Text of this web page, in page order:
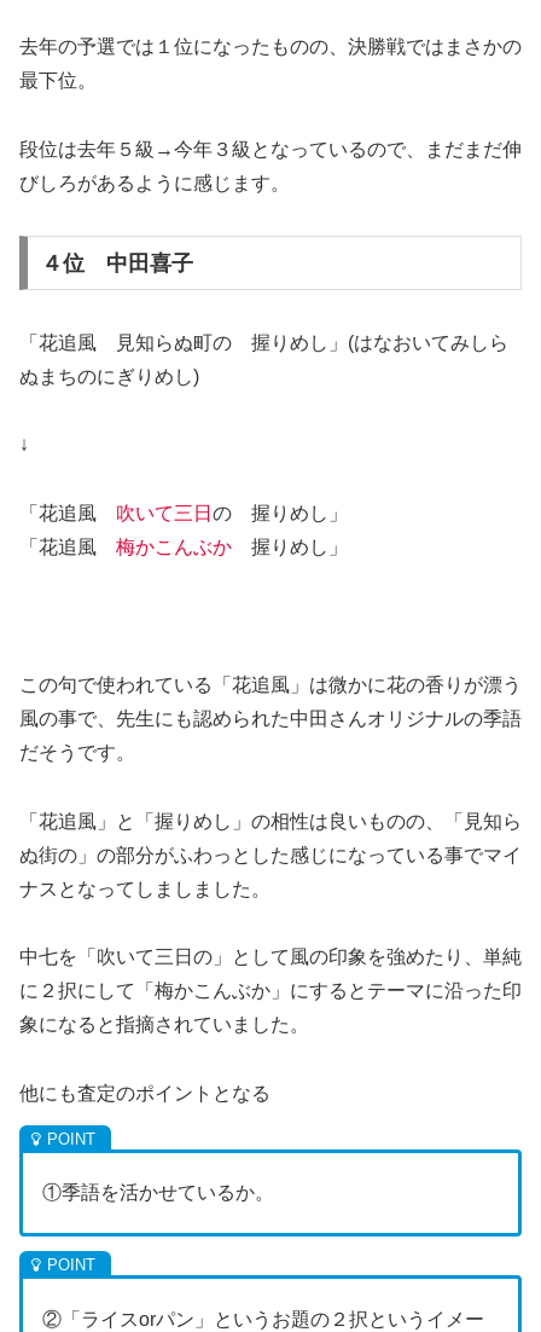
去年の予選では１位になったものの、決勝戦ではまさかの
最下位。
段位は去年５級→今年３級となっているので、まだまだ伸
びしろがあるように感じます。
４位 中田喜子
「花追風 見知らぬ町の 握りめし」(はなおいてみしら
ぬまちのにぎりめし)
↓
「花追風 吹いて三日 の 握りめし」
「花追風 梅かこんぶか 握りめし」
この句で使われている「花追風」は微かに花の香りが漂う
風の事で、先生にも認められた中田さんオリジナルの季語
だそうです。
「花追風」と「握りめし」の相性は良いものの、「見知ら
ぬ街の」の部分がふわっとした感じになっている事でマイ
ナスとなってしましました。
中七を「吹いて三日の」として風の印象を強めたり、単純
に２択にして「梅かこんぶか」にするとテーマに沿った印
象になると指摘されていました。
他にも査定のポイントとなる
①季語を活かせているか。
②「ライスorパン」というお題の２択というイメー